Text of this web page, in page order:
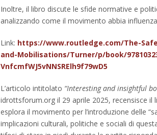
Inoltre, il libro discute le sfide normative e
analizzando come il movimento abbia
Link: https://www.routledge.com/The-
and-Mobilisations/Turner/p/book/
VnfcmfWJ5vNNSRElh9f79wD5
L’articolo intitolato “Interesting and insightful
idrottsforum.org il 29 aprile 2025, recensisce il
esplora il movimento per l’introduzione delle
implicazioni culturali, politiche e sociali di